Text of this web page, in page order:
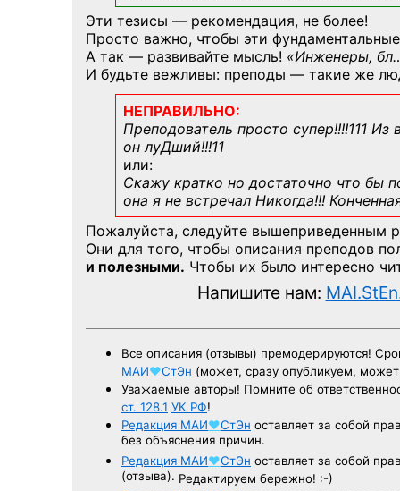
Эти тезисы — рекомендация, не более!
Просто важно, чтобы эти
А так — развивайте мысль! «Инженеры,
И будьте вежливы: преподы — такие же
НЕПРАВИЛЬНО:
Преподователь просто супер!!!!111
он луДший!!!11
или:
Скажу кратко но достаточно что бы
она я не встречал Никогда!!!
Пожалуйста, следуйте вышеприведенным
Они для того, чтобы описания преподов
и полезными. Чтобы их было интересно
Напишите нам:
Все описания (отзывы) премодерируются!
МАИ♥СтЭн (может, сразу опубликуем,
Уважаемые авторы! Помните об
ст. 128.1 УК РФ!
Редакция МАИ♥СтЭн оставляет за собой
без объяснения причин.
Редакция МАИ♥СтЭн оставляет за собой
(отзыва). Редактируем бережно! :-)